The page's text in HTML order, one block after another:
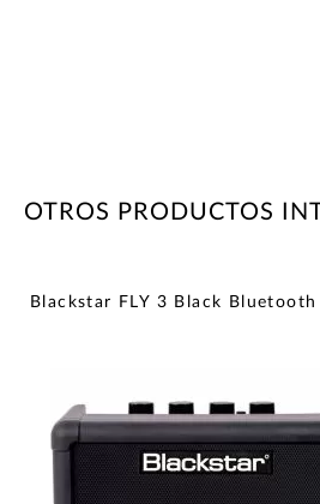
OTROS PRODUCTOS
Blackstar FLY 3 Black Bluetooth